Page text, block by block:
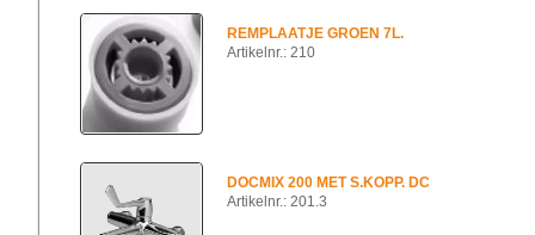
REMPLAATJE GROEN 7L.
Artikelnr.: 210
DOCMIX 200 MET S.KOPP. DC
Artikelnr.: 201.3